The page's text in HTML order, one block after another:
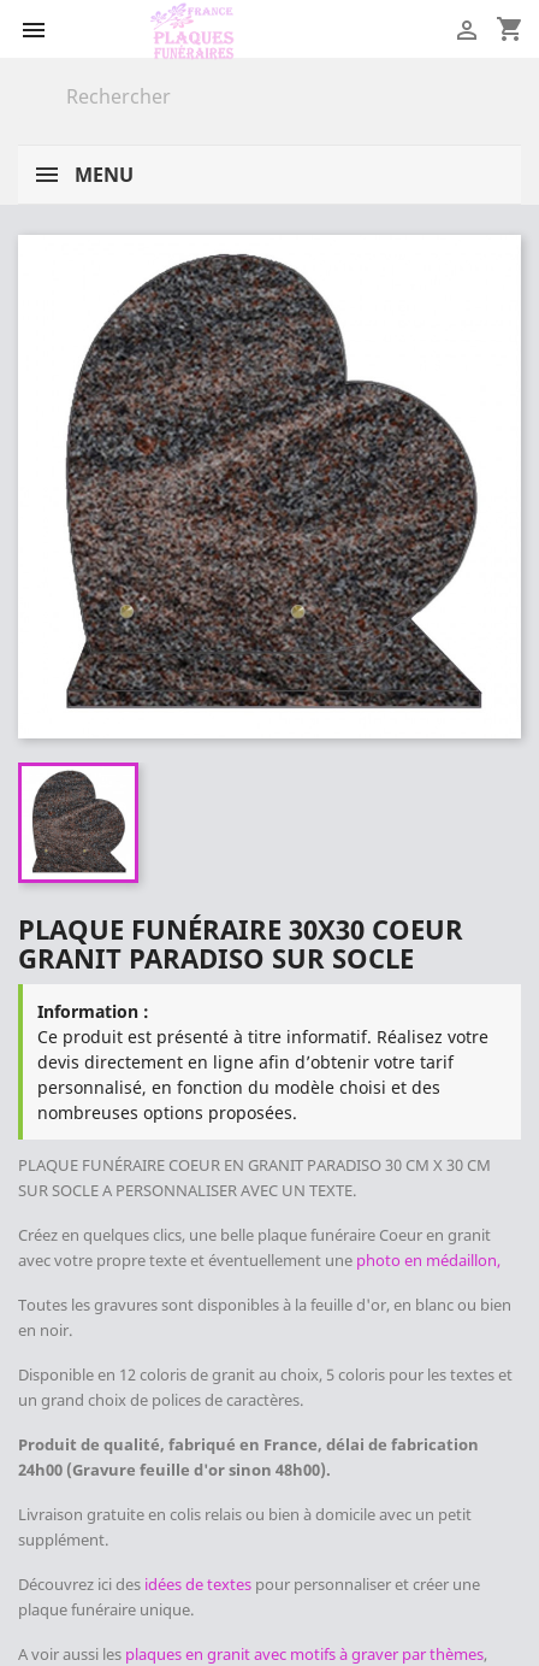
 shopping_cart

MENU
PLAQUE FUNÉRAIRE 30X30 COEUR
GRANIT PARADISO SUR SOCLE
Information :
Ce produit est présenté à titre informatif. Réalisez votre
devis directement en ligne afin d’obtenir votre tarif
personnalisé, en fonction du modèle choisi et des
nombreuses options proposées.
PLAQUE FUNÉRAIRE COEUR EN GRANIT PARADISO 30 CM X 30 CM
SUR SOCLEA PERSONNALISER AVEC UN TEXTE.
Créez en quelques clics, une belle plaque funéraire Coeur en granit
avec votre propre texte et éventuellement une photo en médaillon,
Toutes les gravures sont disponibles à la feuille d'or, en blanc ou bien
en noir.
Disponible en 12 coloris de granit au choix, 5 coloris pour les textes et
un grand choix de polices de caractères.
Produit de qualité, fabriqué en France, délai de fabrication
24h00 (Gravure feuille d'or sinon 48h00).
Livraison gratuite en colis relais ou bien à domicile avec un petit
supplément.
Découvrez ici des idées de textes pour personnaliser et créer une
plaque funéraire unique.
A voir aussi les plaques en granit avec motifs à graver par thèmes,